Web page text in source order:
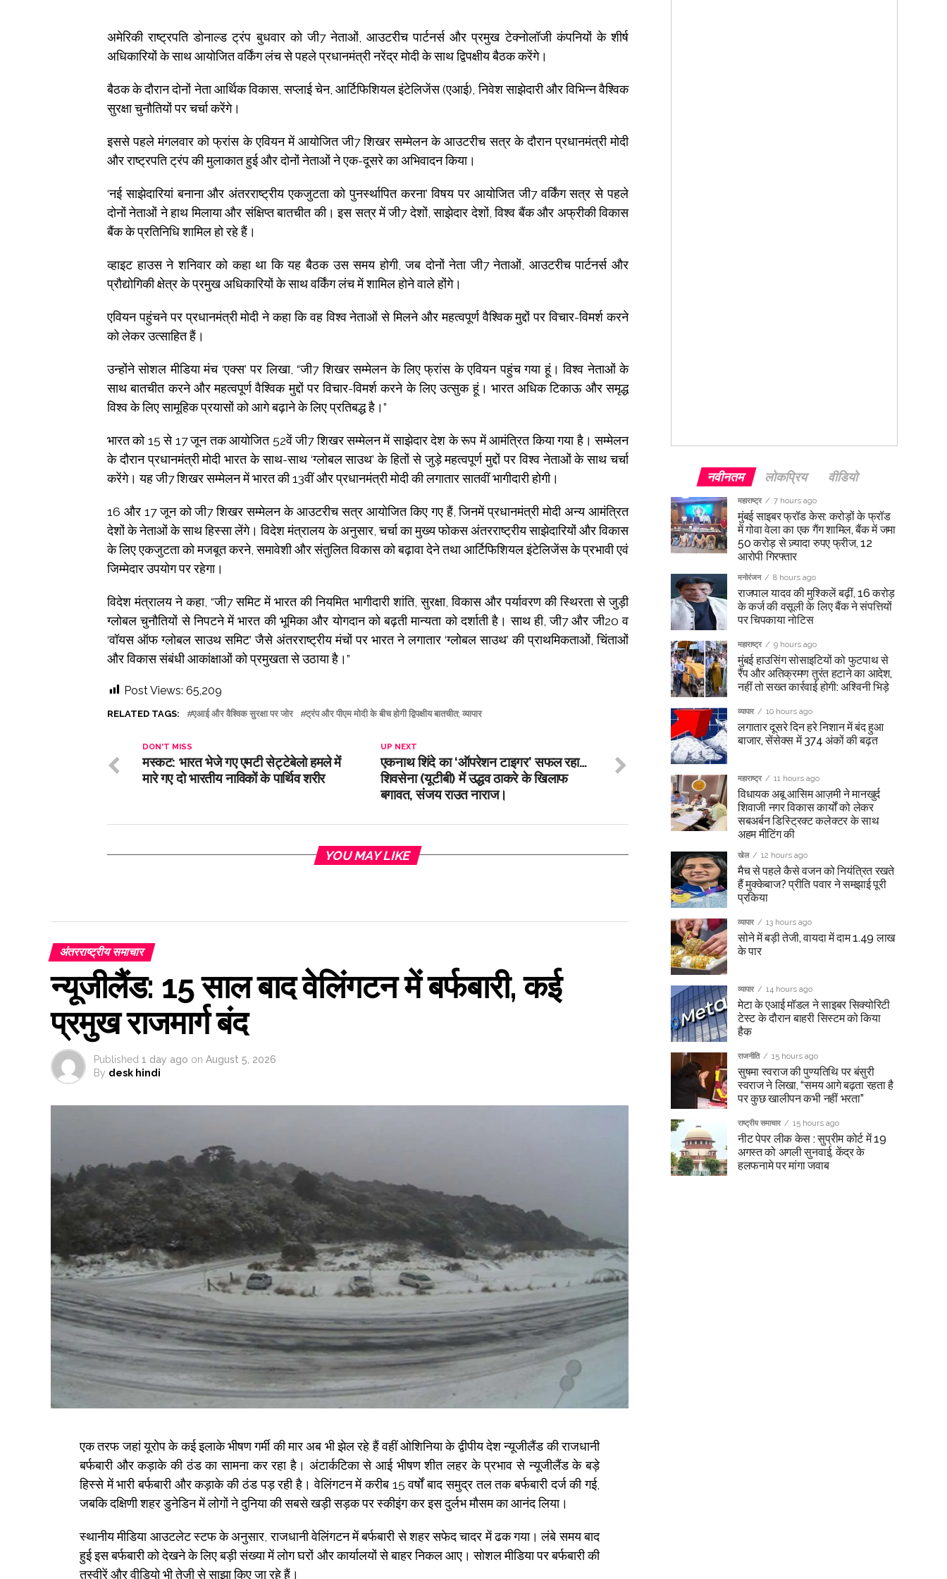
अमेरिकी राष्ट्रपति डोनाल्ड ट्रंप बुधवार को जी7 नेताओं, आउटरीच पार्टनर्स और प्रमुख टेक्नोलॉजी कंपनियों के शीर्ष
अधिकारियों के साथ आयोजित वर्किंग लंच से पहले प्रधानमंत्री नरेंद्र मोदी के साथ द्विपक्षीय बैठक करेंगे।
बैठक के दौरान दोनों नेता आर्थिक विकास, सप्लाई चेन, आर्टिफिशियल इंटेलिजेंस (एआई), निवेश साझेदारी और विभिन्न वैश्विक
सुरक्षा चुनौतियों पर चर्चा करेंगे।
इससे पहले मंगलवार को फ्रांस के एवियन में आयोजित जी7 शिखर सम्मेलन के आउटरीच सत्र के दौरान प्रधानमंत्री मोदी
और राष्ट्रपति ट्रंप की मुलाकात हुई और दोनों नेताओं ने एक-दूसरे का अभिवादन किया।
‘नई साझेदारियां बनाना और अंतरराष्ट्रीय एकजुटता को पुनर्स्थापित करना’ विषय पर आयोजित जी7 वर्किंग सत्र से पहले
दोनों नेताओं ने हाथ मिलाया और संक्षिप्त बातचीत की। इस सत्र में जी7 देशों, साझेदार देशों, विश्व बैंक और अफ्रीकी विकास
बैंक के प्रतिनिधि शामिल हो रहे हैं।
व्हाइट हाउस ने शनिवार को कहा था कि यह बैठक उस समय होगी, जब दोनों नेता जी7 नेताओं, आउटरीच पार्टनर्स और
प्रौद्योगिकी क्षेत्र के प्रमुख अधिकारियों के साथ वर्किंग लंच में शामिल होने वाले होंगे।
एवियन पहुंचने पर प्रधानमंत्री मोदी ने कहा कि वह विश्व नेताओं से मिलने और महत्वपूर्ण वैश्विक मुद्दों पर विचार-विमर्श करने
को लेकर उत्साहित हैं।
उन्होंने सोशल मीडिया मंच ‘एक्स’ पर लिखा, “जी7 शिखर सम्मेलन के लिए फ्रांस के एवियन पहुंच गया हूं। विश्व नेताओं के
साथ बातचीत करने और महत्वपूर्ण वैश्विक मुद्दों पर विचार-विमर्श करने के लिए उत्सुक हूं। भारत अधिक टिकाऊ और समृद्ध
विश्व के लिए सामूहिक प्रयासों को आगे बढ़ाने के लिए प्रतिबद्ध है।”
भारत को 15 से 17 जून तक आयोजित 52वें जी7 शिखर सम्मेलन में साझेदार देश के रूप में आमंत्रित किया गया है। सम्मेलन
के दौरान प्रधानमंत्री मोदी भारत के साथ-साथ ‘ग्लोबल साउथ’ के हितों से जुड़े महत्वपूर्ण मुद्दों पर विश्व नेताओं के साथ चर्चा
करेंगे। यह जी7 शिखर सम्मेलन में भारत की 13वीं और प्रधानमंत्री मोदी की लगातार सातवीं भागीदारी होगी।
16 और 17 जून को जी7 शिखर सम्मेलन के आउटरीच सत्र आयोजित किए गए हैं, जिनमें प्रधानमंत्री मोदी अन्य आमंत्रित
देशों के नेताओं के साथ हिस्सा लेंगे। विदेश मंत्रालय के अनुसार, चर्चा का मुख्य फोकस अंतरराष्ट्रीय साझेदारियों और विकास
के लिए एकजुटता को मजबूत करने, समावेशी और संतुलित विकास को बढ़ावा देने तथा आर्टिफिशियल इंटेलिजेंस के प्रभावी एवं
जिम्मेदार उपयोग पर रहेगा।
विदेश मंत्रालय ने कहा, “जी7 समिट में भारत की नियमित भागीदारी शांति, सुरक्षा, विकास और पर्यावरण की स्थिरता से जुड़ी
ग्लोबल चुनौतियों से निपटने में भारत की भूमिका और योगदान को बढ़ती मान्यता को दर्शाती है। साथ ही, जी7 और जी20 व
‘वॉयस ऑफ ग्लोबल साउथ समिट’ जैसे अंतरराष्ट्रीय मंचों पर भारत ने लगातार ‘ग्लोबल साउथ’ की प्राथमिकताओं, चिंताओं
और विकास संबंधी आकांक्षाओं को प्रमुखता से उठाया है।”
Post Views: 65,209
RELATED TAGS: एआई और वैश्विक सुरक्षा पर जोर ट्रंप और पीएम मोदी के बीच होगी द्विपक्षीय बातचीत; व्यापार
UP NEXT
एकनाथ शिंदे का ‘ऑपरेशन टाइगर’ सफल रहा…
शिवसेना (यूटीबी) में उद्धव ठाकरे के खिलाफ
बगावत, संजय राउत नाराज।
DON'T MISS
मस्कट: भारत भेजे गए एमटी सेट्टेबेलो हमले में
मारे गए दो भारतीय नाविकों के पार्थिव शरीर
YOU MAY LIKE
अंतरराष्ट्रीय समाचार
न्यूजीलैंड: 15 साल बाद वेलिंगटन में बर्फबारी, कई
प्रमुख राजमार्ग बंद
Published 1 day ago on August 5, 2026
By desk hindi
एक तरफ जहां यूरोप के कई इलाके भीषण गर्मी की मार अब भी झेल रहे हैं वहीं ओशिनिया के द्वीपीय देश न्यूजीलैंड की राजधानी
बर्फबारी और कड़ाके की ठंड का सामना कर रहा है। अंटार्कटिका से आई भीषण शीत लहर के प्रभाव से न्यूजीलैंड के बड़े
हिस्से में भारी बर्फबारी और कड़ाके की ठंड पड़ रही है। वेलिंगटन में करीब 15 वर्षों बाद समुद्र तल तक बर्फबारी दर्ज की गई,
जबकि दक्षिणी शहर डुनेडिन में लोगों ने दुनिया की सबसे खड़ी सड़क पर स्कीइंग कर इस दुर्लभ मौसम का आनंद लिया।
स्थानीय मीडिया आउटलेट स्टफ के अनुसार, राजधानी वेलिंगटन में बर्फबारी से शहर सफेद चादर में ढक गया। लंबे समय बाद
हुई इस बर्फबारी को देखने के लिए बड़ी संख्या में लोग घरों और कार्यालयों से बाहर निकल आए। सोशल मीडिया पर बर्फबारी की
तस्वीरें और वीडियो भी तेजी से साझा किए जा रहे हैं।
नवीनतम लोकप्रिय वीडियो
महाराष्ट्र 7 hours ago
मुंबई साइबर फ्रॉड केस: करोड़ों के फ्रॉड
में गोवा वेला का एक गैंग शामिल, बैंक में जमा
50 करोड़ से ज़्यादा रुपए फ्रीज, 12
आरोपी गिरफ्तार
मनोरंजन 8 hours ago
राजपाल यादव की मुश्किलें बढ़ीं, 16 करोड़
के कर्ज की वसूली के लिए बैंक ने संपत्तियों
पर चिपकाया नोटिस
महाराष्ट्र 9 hours ago
मुंबई हाउसिंग सोसाइटियों को फुटपाथ से
रैंप और अतिक्रमण तुरंत हटाने का आदेश,
नहीं तो सख्त कार्रवाई होगी: अश्विनी भिड़े
व्यापार 10 hours ago
लगातार दूसरे दिन हरे निशान में बंद हुआ
बाजार, सेंसेक्स में 374 अंकों की बढ़त
महाराष्ट्र 11 hours ago
विधायक अबू आसिम आज़मी ने मानखुर्द
शिवाजी नगर विकास कार्यों को लेकर
सबअर्बन डिस्ट्रिक्ट कलेक्टर के साथ
अहम मीटिंग की
खेल 12 hours ago
मैच से पहले कैसे वजन को नियंत्रित रखते
हैं मुक्केबाज? प्रीति पवार ने समझाई पूरी
प्रकिया
व्यापार 13 hours ago
सोने में बड़ी तेजी, वायदा में दाम 1.49 लाख
के पार
व्यापार 14 hours ago
मेटा के एआई मॉडल ने साइबर सिक्योरिटी
टेस्ट के दौरान बाहरी सिस्टम को किया
हैक
राजनीति 15 hours ago
सुषमा स्वराज की पुण्यतिथि पर बंसुरी
स्वराज ने लिखा, “समय आगे बढ़ता रहता है
पर कुछ खालीपन कभी नहीं भरता”
राष्ट्रीय समाचार 15 hours ago
नीट पेपर लीक केस : सुप्रीम कोर्ट में 19
अगस्त को अगली सुनवाई, केंद्र के
हलफनामे पर मांगा जवाब